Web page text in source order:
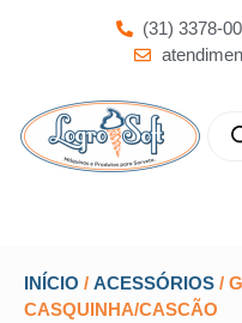
(31) 3378-
INÍCIO / ACESSÓRIOS /
CASQUINHA/CASCÃO